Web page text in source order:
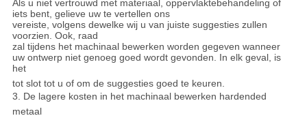
Als u niet vertrouwd met materiaal, oppervlaktebehandeling of
iets bent, gelieve uw te vertellen ons
vereiste, volgens dewelke wij u van juiste suggesties zullen
voorzien. Ook, raad
zal tijdens het machinaal bewerken worden gegeven wanneer
uw ontwerp niet genoeg goed wordt gevonden. In elk geval, is
het
tot slot tot u of om de suggesties goed te keuren.
3. De lagere kosten in het machinaal bewerken hardended
metaal